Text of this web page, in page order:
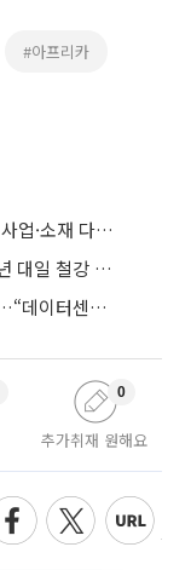
#아프리카
에코프로, 영업익 전년比 102.7%↑…신사업·소재 다각화 박차
日, 한국산 도금강판 덤핑 예비판정…내년 대일 철강 수출 ‘빨간불’
HD현대일렉트릭, 2분기 영업익 37%↑…“데이터센터 사업, 새로운 성장 축”
추가취재 원해요
0